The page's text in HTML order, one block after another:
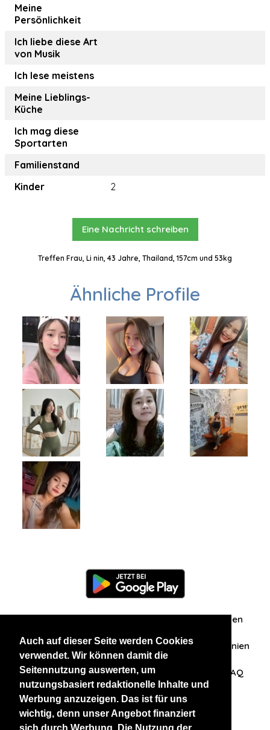
Auch auf dieser Seite werden Cookies
verwendet. Wir können damit die
Seitennutzung auswerten, um
nutzungsbasiert redaktionelle Inhalte und
Werbung anzuzeigen. Das ist für uns
wichtig, denn unser Angebot finanziert
Meine
Persönlichkeit
Ich liebe diese Art
von Musik
Ich lese meistens
Meine Lieblings-
Küche
Ich mag diese
Sportarten
Familienstand
Kinder
2
Eine Nachricht schreiben
Treffen Frau, Li nin, 43 Jahre, Thailand, 157cm und 53kg
Ähnliche Profile
Zuschriften/Erfahrungen
Datenschutzerklärung AGB Datenschutzrichtlinien
Nehmen Sie Kontakt mit uns auf FAQ
Unsere anderen Websites